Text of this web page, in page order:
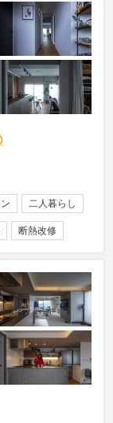
二人暮らし
断熱改修